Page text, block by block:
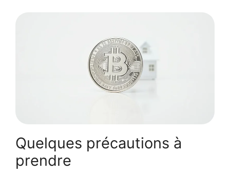
Quelques précautions à
prendre